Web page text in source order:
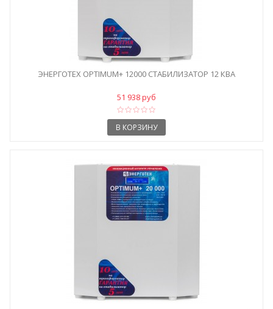
ЭНЕРГОТЕХ OPTIMUM+ 12000 СТАБИЛИЗАТОР 12 КВА
51 938 руб
В КОРЗИНУ